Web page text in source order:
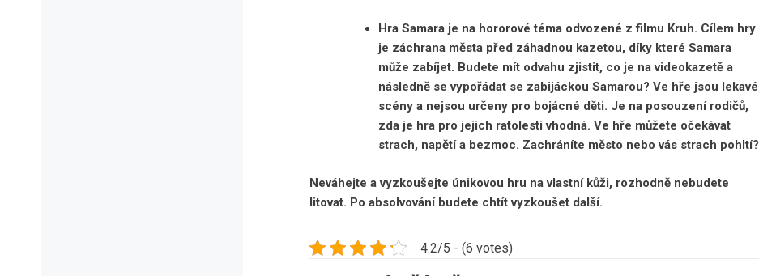
Hra Samara je na hororové téma odvozené z filmu Kruh. Cílem hry
je záchrana města před záhadnou kazetou, díky které Samara
může zabíjet. Budete mít odvahu zjistit, co je na videokazetě a
následně se vypořádat se zabijáckou Samarou? Ve hře jsou lekavé
scény a nejsou určeny pro bojácné děti. Je na posouzení rodičů,
zda je hra pro jejich ratolesti vhodná. Ve hře můžete očekávat
strach, napětí a bezmoc. Zachráníte město nebo vás strach pohltí?
Neváhejte a vyzkoušejte únikovou hru na vlastní kůži, rozhodně nebudete
litovat. Po absolvování budete chtít vyzkoušet další.
4.2/5 - (6 votes)